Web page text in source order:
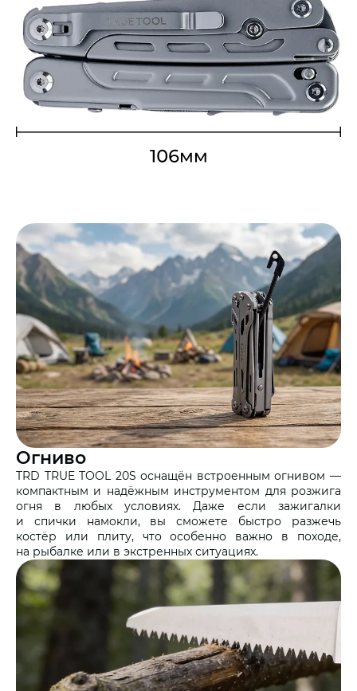
Огниво
TRD TRUE TOOL 20S оснащён встроенным огнивом —
компактным и надёжным инструментом для розжига
огня в любых условиях. Даже если зажигалки
и спички намокли, вы сможете быстро разжечь
костёр или плиту, что особенно важно в походе,
на рыбалке или в экстренных ситуациях.